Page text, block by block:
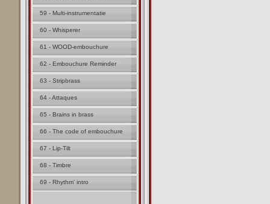
59 - Multi-instrumentatie
60 - Whisperer
61 - WOOD-embouchure
62 - Embouchure Reminder
63 - Stripbrass
64 - Attaques
65 - Brains in brass
66 - The code of embouchure
67 - Lip-Tilt
68 - Timbre
69 - Rhythm' intro